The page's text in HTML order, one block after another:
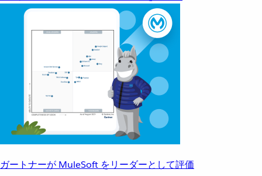
ガートナーが MuleSoft をリーダーとして評価